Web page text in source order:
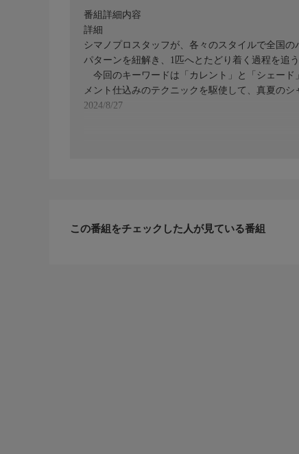
番組詳細内容
詳細
シマノプロスタッフが、各々のスタイルで全国
パターンを紐解き、1匹へとたどり着く過程を追う
今回のキーワードは「カレント」と「シェード
メント仕込みのテクニックを駆使して、真夏の
2024/8/27
この番組をチェックした人が見ている番組